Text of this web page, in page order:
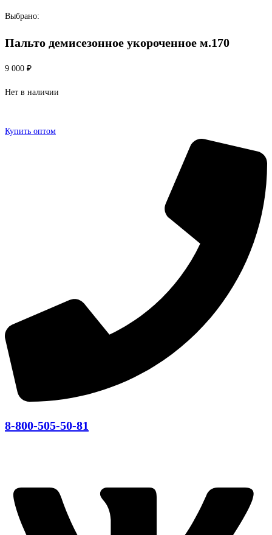
Перейти
содержимому
Выбрано:
Пальто демисезонное укороченное м.170
9 000 ₽
Нет в наличии
Купить оптом
8-800-505-50-81